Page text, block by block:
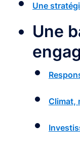
Une
Une
Climat,